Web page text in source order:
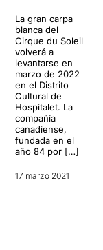
La gran carpa
blanca del
Cirque du Soleil
volverá a
levantarse en
marzo de 2022
en el Distrito
Cultural de
Hospitalet. La
compañía
canadiense,
fundada en el
año 84 por […]
17 marzo 2021